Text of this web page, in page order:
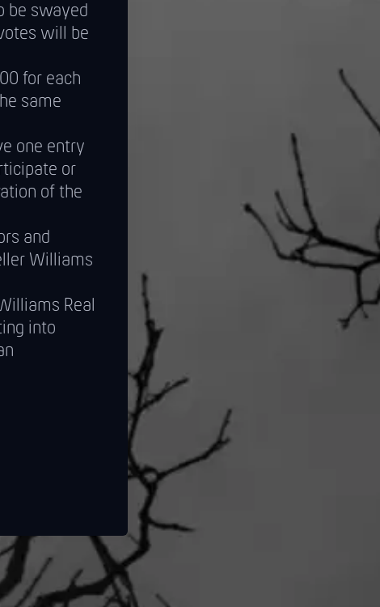
be swayed
will be
for each
same
one entry
or
of the
and
Williams
Real
into